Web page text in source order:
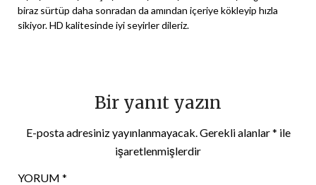
biraz sürtüp daha sonradan da amından içeriye kökleyip hızla
sikiyor. HD kalitesinde iyi seyirler dileriz.
Bir yanıt yazın
E-posta adresiniz yayınlanmayacak.Gerekli alanlar* ile
işaretlenmişlerdir
YORUM *